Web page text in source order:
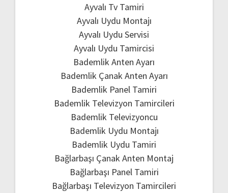
Ayvalı Tv Tamiri
Ayvalı Uydu Montajı
Ayvalı Uydu Servisi
Ayvalı Uydu Tamircisi
Bademlik Anten Ayarı
Bademlik Çanak Anten Ayarı
Bademlik Panel Tamiri
Bademlik Televizyon Tamircileri
Bademlik Televizyoncu
Bademlik Uydu Montajı
Bademlik Uydu Tamiri
Bağlarbaşı Çanak Anten Montaj
Bağlarbaşı Panel Tamiri
Bağlarbaşı Televizyon Tamircileri